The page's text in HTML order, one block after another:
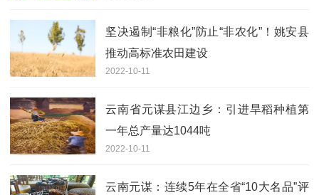
坚决遏制“非粮化”防止“非农化”！姚安县
推动高标准农田建设
2022-10-11
云南省元谋县江边乡：引进旱稻种植第
一年总产量达1044吨
2022-10-11
云南元谋：连续5年在全省“10大名品”评